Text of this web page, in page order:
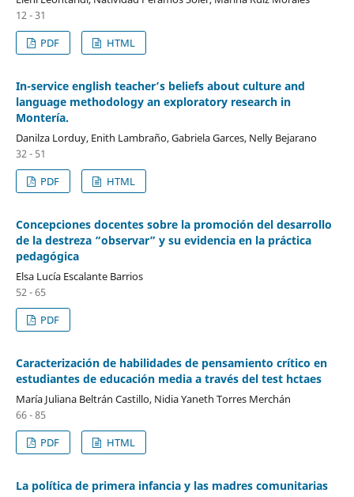
12 - 31
PDF
HTML
In-service english teacher’s beliefs about culture and
language methodology an exploratory research in
Montería.
Danilza Lorduy, Enith Lambraño, Gabriela Garces, Nelly Bejarano
32 - 51
PDF
HTML
Concepciones docentes sobre la promoción del desarrollo
de la destreza “observar” y su evidencia en la práctica
pedagógica
Elsa Lucía Escalante Barrios
52 - 65
PDF
Caracterización de habilidades de pensamiento crítico en
estudiantes de educación media a través del test hctaes
María Juliana Beltrán Castillo, Nidia Yaneth Torres Merchán
66 - 85
PDF
HTML
La política de primera infancia y las madres comunitarias